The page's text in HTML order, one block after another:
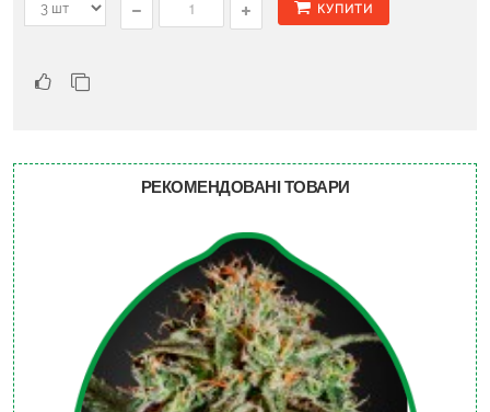
КУПИТИ
РЕКОМЕНДОВАНІ ТОВАРИ